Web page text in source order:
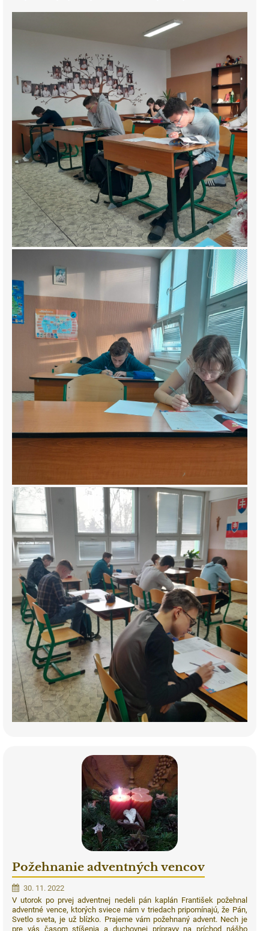
Požehnanie adventných vencov
30. 11. 2022
V utorok po prvej adventnej nedeli pán kaplán František požehnal
adventné vence, ktorých sviece nám v triedach pripomínajú, že Pán,
Svetlo sveta, je už blízko. Prajeme vám požehnaný advent. Nech je
pre vás časom stíšenia a duchovnej prípravy na príchod nášho